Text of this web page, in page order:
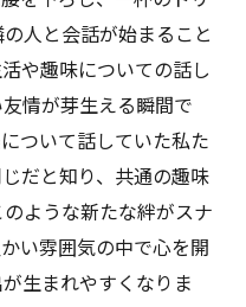
人と会話が始まること
や趣味についての話し
情が芽生える瞬間で
ついて話していた私た
だと知り、共通の趣味
ような新たな絆がスナ
い雰囲気の中で心を開
生まれやすくなりま